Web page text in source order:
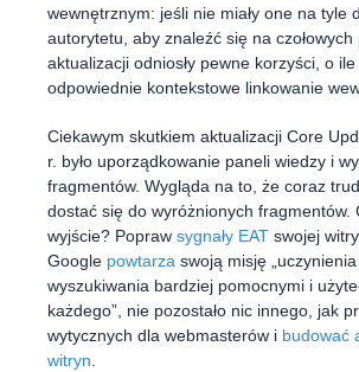
wewnętrznym: jeśli nie miały one na tyle
autorytetu, aby znaleźć się na
aktualizacji odniosły pewne korzyści, o ile
odpowiednie kontekstowe linkowanie
Ciekawym skutkiem aktualizacji Core
r. było uporządkowanie paneli wiedzy i
fragmentów. Wygląda na to, że coraz
dostać się do wyróżnionych fragmentów.
wyjście? Popraw sygnały EAT swojej
Google powtarza swoją misję
wyszukiwania bardziej pomocnymi i
każdego”, nie pozostało nic innego, jak
wytycznych dla webmasterów i budować
witryn